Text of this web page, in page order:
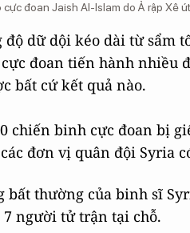
đoan Jaish Al-Islam do Ả rập Xê
độ dữ dội kéo dài từ sẩm
đoan tiến hành
bất cứ kết quả nào.
chiến binh cực đoan bị
đơn vị quân đội Syria
bất thường của binh sĩ
người tử trận tại chỗ.